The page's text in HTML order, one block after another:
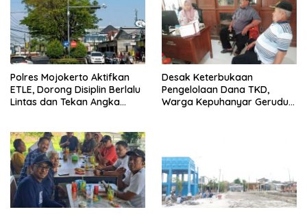
Polres Mojokerto Aktifkan
ETLE, Dorong Disiplin Berlalu
Lintas dan Tekan Angka
Desak Keterbukaan
Pengelolaan Dana TKD,
Warga Kepuhanyar Geruduk